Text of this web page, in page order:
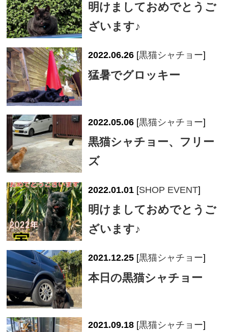
明けましておめでとうご
ざいます♪
2022.06.26 [黒猫シャチョー]
猛暑でグロッキー
2022.05.06 [黒猫シャチョー]
黒猫シャチョー、フリー
ズ
2022.01.01 [SHOP EVENT]
明けましておめでとうご
ざいます♪
2021.12.25 [黒猫シャチョー]
本日の黒猫シャチョー
2021.09.18 [黒猫シャチョー]